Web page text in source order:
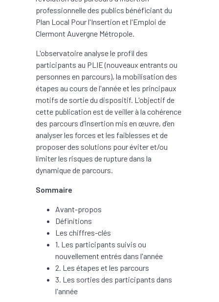
professionnelle des publics bénéficiant du
Plan Local Pour l'Insertion et l'Emploi de
Clermont Auvergne Métropole.
L'observatoire analyse le profil des
participants au PLIE (nouveaux entrants ou
personnes en parcours), la mobilisation des
étapes au cours de l'année et les principaux
motifs de sortie du dispositif. L'objectif de
cette publication est de veiller à la cohérence
des parcours d’insertion mis en œuvre, d’en
analyser les forces et les faiblesses et de
proposer des solutions pour éviter et/ou
limiter les risques de rupture dans la
dynamique de parcours.
Sommaire
Avant-propos
Définitions
Les chiffres-clés
1. Les participants suivis ou
nouvellement entrés dans l'année
2. Les étapes et les parcours
3. Les sorties des participants dans
l'année